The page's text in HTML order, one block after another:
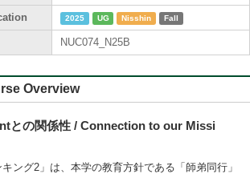
2025 UG Nisshin Fall
NUC074_N25B
Overview
との関係性 / Connection to our Missi
ング2」は、本学の教育方針である「師弟同行」